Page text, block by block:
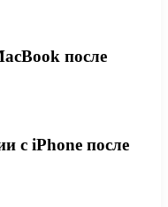
после
с iPhone после